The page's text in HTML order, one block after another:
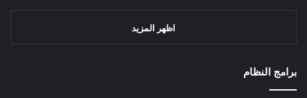
اظهر المزيد
برامج النظام